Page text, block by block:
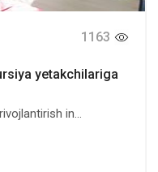
1163
yetakchilariga
in...